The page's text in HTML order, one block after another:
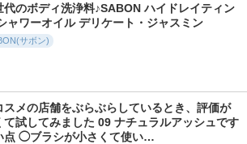
代のボディ洗浄料♪SABON ハイドレイティン
ャワーオイル デリケート・ジャスミン
サボン)
スメの店舗をぶらぶらしているとき、評価が
て試してみました 09 ナチュラルアッシュです
点 ◯ブラシが小さくて使い…